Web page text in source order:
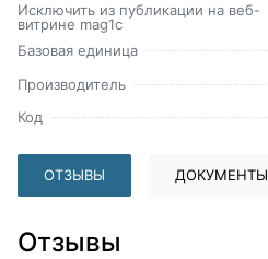
Исключить из публикации на веб-
витрине mag1c
Базовая единица
Производитель
Код
ОТЗЫВЫ ДОКУМЕНТЫ
Отзывы